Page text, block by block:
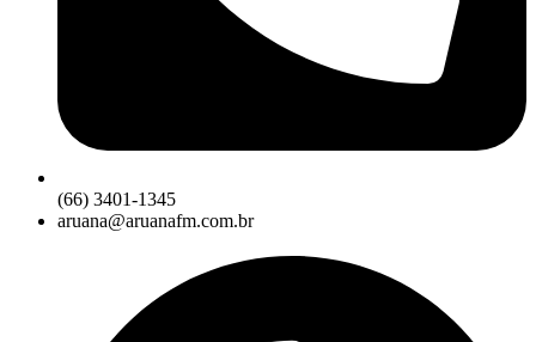
(66) 3401-1345
aruana@aruanafm.com.br